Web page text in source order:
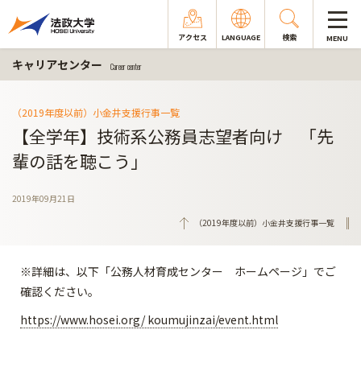
アクセス LANGUAGE 検索 MENU
キャリアセンター Career center
（2019年度以前）小金井支援行事一覧
【全学年】技術系公務員志望者向け 「先
輩の話を聴こう」
2019年09月21日
（2019年度以前）小金井支援行事一覧
※詳細は、以下「公務人材育成センター ホームページ」でご
確認ください。
https://www.hosei.org/ koumujinzai/event.html